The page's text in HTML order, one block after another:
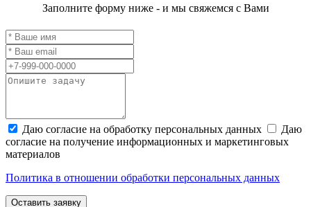
Заполните форму ниже - и мы свяжемся с Вами
Даю согласие на обработку персональных данных
Даю
согласие на получение информационных и маркетинговых
материалов
Политика в отношении обработки персональных данных
Оставить заявку